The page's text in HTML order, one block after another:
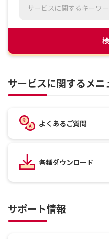
お知らせ
サービスに関するメニ
よくあるご質問
各種ダウンロード
サポート情報